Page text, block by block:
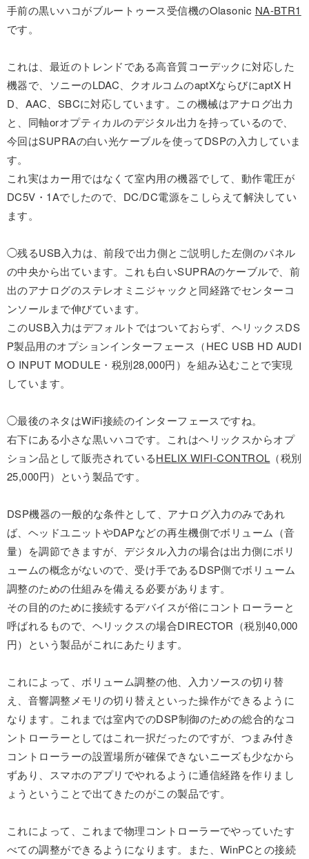
手前の黒いハコがブルートゥース受信機のOlasonic NA-BTR1
です。
これは、最近のトレンドである高音質コーデックに対応した
機器で、ソニーのLDAC、クオルコムのaptXならびにaptX H
D、AAC、SBCに対応しています。この機械はアナログ出力
と、同軸orオプティカルのデジタル出力を持っているので、
今回はSUPRAの白い光ケーブルを使ってDSPの入力していま
す。
これ実はカー用ではなくて室内用の機器でして、動作電圧が
DC5V・1Aでしたので、DC/DC電源をこしらえて解決してい
ます。
◯残るUSB入力は、前段で出力側とご説明した左側のパネル
の中央から出ています。これも白いSUPRAのケーブルで、前
出のアナログのステレオミニジャックと同経路でセンターコ
ンソールまで伸びています。
このUSB入力はデフォルトではついておらず、ヘリックスDS
P製品用のオプションインターフェース（HEC USB HD AUDI
O INPUT MODULE・税別28,000円）を組み込むことで実現
しています。
◯最後のネタはWiFi接続のインターフェースですね。
右下にある小さな黒いハコです。これはヘリックスからオプ
ション品として販売されているHELIX WIFI-CONTROL （税別
25,000円）という製品です。
DSP機器の一般的な条件として、アナログ入力のみであれ
ば、ヘッドユニットやDAPなどの再生機側でボリューム（音
量）を調節できますが、デジタル入力の場合は出力側にボリ
ュームの概念がないので、受け手であるDSP側でボリューム
調整のための仕組みを備える必要があります。
その目的のために接続するデバイスが俗にコントローラーと
呼ばれるもので、ヘリックスの場合DIRECTOR（税別40,000
円）という製品がこれにあたります。
これによって、ボリューム調整の他、入力ソースの切り替
え、音響調整メモリの切り替えといった操作ができるように
なります。これまでは室内でのDSP制御のための総合的なコ
ントローラーとしてはこれ一択だったのですが、つまみ付き
コントローラーの設置場所が確保できないニーズも少なから
ずあり、スマホのアプリでやれるように通信経路を作りまし
ょうということで出てきたのがこの製品です。
これによって、これまで物理コントローラーでやっていたす
べての調整ができるようになります。また、WinPCとの接続